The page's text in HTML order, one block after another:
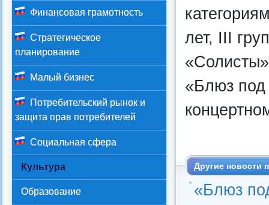
лет, III
«Блюз под
Другие новости
«Блюз
Финансовая грамотность
Стратегическое
планирование
Малый бизнес
Потребительский рынок и
защита прав потребителей
Социальная сфера
Культура
Образование